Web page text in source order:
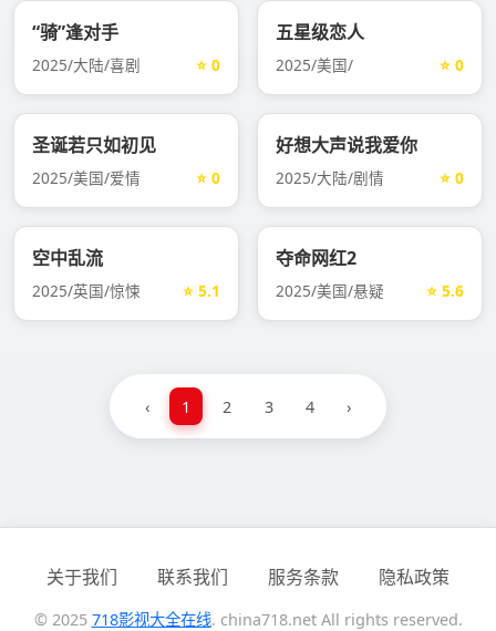
“骑”逢对手
2025/大陆/喜剧 ⭐ 0
五星级恋人
2025/美国/ ⭐ 0
圣诞若只如初见
2025/美国/爱情 ⭐ 0
好想大声说我爱你
2025/大陆/剧情 ⭐ 0
空中乱流
2025/英国/惊悚 ⭐ 5.1
夺命网红2
2025/美国/悬疑 ⭐ 5.6
‹ 1 2 3 4 ›
关于我们 联系我们 服务条款 隐私政策
© 2025 718影视大全在线. china718.net All rights reserved.